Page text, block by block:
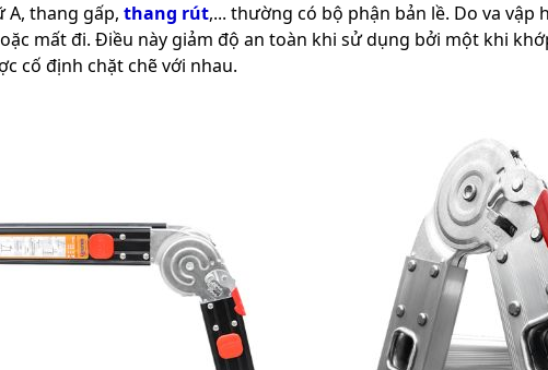
A, thang gấp, thang rút,... thường có bộ phận bản lề. Do va
mất đi. Điều này giảm độ an toàn khi sử dụng bởi một khi
cố định chặt chẽ với nhau.